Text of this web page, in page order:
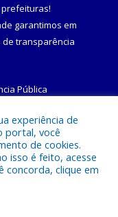
!
garantimos em
de transparência
Pública
Municipal de
experiência de
portal, você
de cookies.
isso é feito, acesse
concorda, clique em